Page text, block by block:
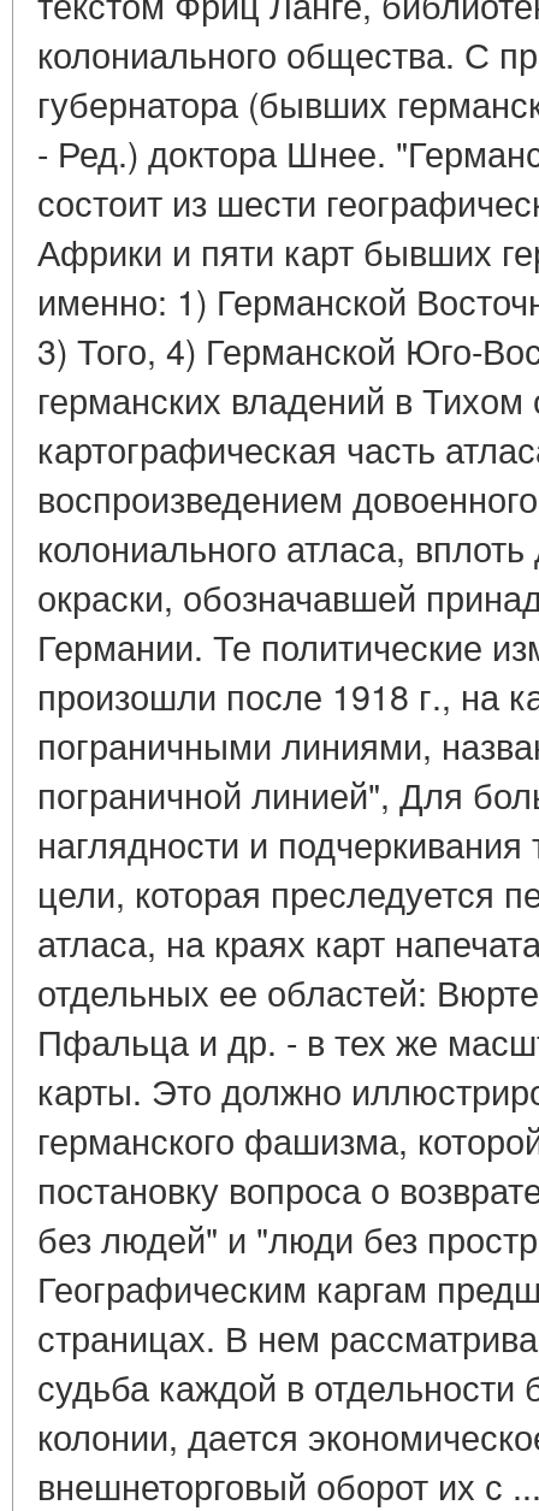
колониального общества. С
губернатора (бывших
- Ред.) доктора Шнее.
состоит из шести
Африки и пяти карт бывших
именно: 1) Германской
3) Того, 4) Германской Юго-
германских владений в Тихом
картографическая часть
воспроизведением
колониального атласа,
окраски, обозначавшей
Германии. Те политические
произошли после 1918 г., на
пограничными линиями,
пограничной линией", Для
наглядности и подчеркивания
цели, которая преследуется
атласа, на краях карт
отдельных ее областей:
Пфальца и др. - в тех же
карты. Это должно
германского фашизма,
постановку вопроса о
без людей" и "люди без
Географическим каргам
страницах. В нем
судьба каждой в
колонии, дается
внешнеторговый оборот их с